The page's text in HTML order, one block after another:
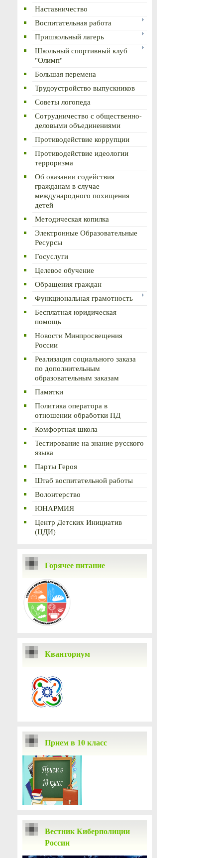
Наставничество
Воспитательная работа
Пришкольный лагерь
Школьный спортивный клуб
"Олимп"
Большая перемена
Трудоустройство выпускников
Советы логопеда
Сотрудничество с общественно-
деловыми объединениями
Противодействие коррупции
Противодействие идеологии
терроризма
Об оказании содействия
гражданам в случае
международного похищения
детей
Методическая копилка
Электронные Образовательные
Ресурсы
Госуслуги
Целевое обучение
Обращения граждан
Функциональная грамотность
Бесплатная юридическая
помощь
Новости Минпросвещения
России
Реализация социального заказа
по дополнительным
образовательным заказам
Памятки
Политика оператора в
отношении обработки ПД
Комфортная школа
Тестирование на знание русского
языка
Парты Героя
Штаб воспитательной работы
Волонтерство
ЮНАРМИЯ
Центр Детских Инициатив
(ЦДИ)
Горячее питание
Кванториум
Прием в 10 класс
Вестник Киберполиции
России